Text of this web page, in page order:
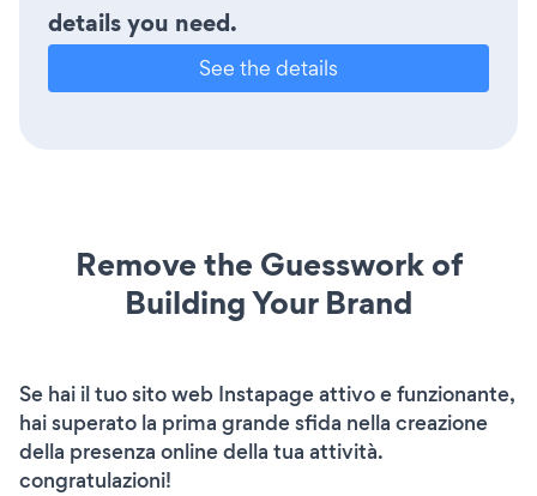
details you need.
See the details
Remove the Guesswork of
Building Your Brand
Se hai il tuo sito web Instapage attivo e funzionante,
hai superato la prima grande sfida nella creazione
della presenza online della tua attività.
congratulazioni!